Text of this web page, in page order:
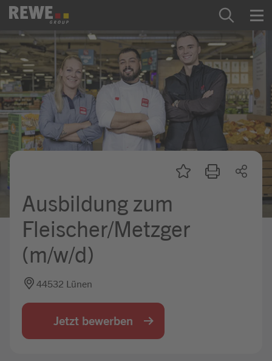
Zum Inhalt springen
Startseite
REWE Group als Arbeitgeber
Ausbildung & Studium
Praktikum & Werkstudium
Mein Kandidat:innenprofil
Ausbildung zum
Fleischer/Metzger
(m/w/d)
44532 Lünen
Jetzt bewerben